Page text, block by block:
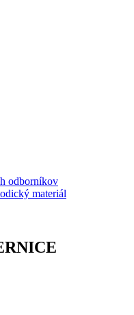
odborníkov
materiál